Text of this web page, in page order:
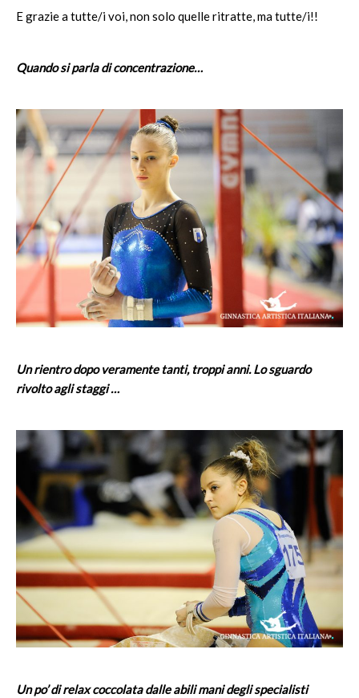
E grazie a tutte/i voi, non solo quelle ritratte, ma tutte/i!!
Quando si parla di concentrazione…
Un rientro dopo veramente tanti, troppi anni. Lo sguardo
rivolto agli staggi …
Un po’ di relax coccolata dalle abili mani degli specialisti